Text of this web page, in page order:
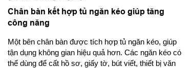
Chân bàn kết hợp tủ ngăn kéo giúp tăng
công năng
Một bên chân bàn được tích hợp tủ ngăn kéo, giúp
tận dụng không gian hiệu quả hơn. Các ngăn kéo có
thể dùng để cất hồ sơ, giấy tờ, bút viết, thiết bị văn